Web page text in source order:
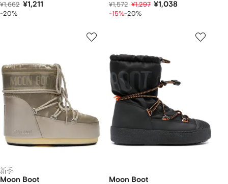
¥1,662 ¥1,211
-20%
¥1,572 ¥1,297 ¥1,038
-15%-20%
新季
Moon Boot Moon Boot